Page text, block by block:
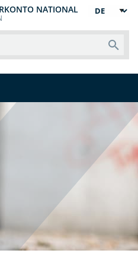
Sprache
NATIONAL